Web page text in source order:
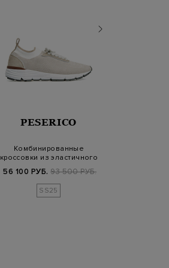
PESERICO
Комбинированные
кроссовки из эластичного
трикотажа и з…
56 100 РУБ. 93 500 РУБ.
SS25